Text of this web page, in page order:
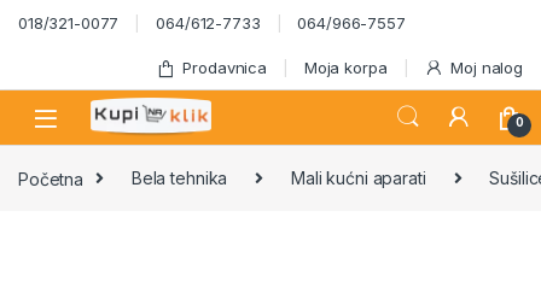
Skip to navigation
Skip to content
018/321-0077 064/612-7733 064/966-7557
Prodavnica Moja korpa Moj nalog
0
Početna Bela tehnika Mali kućni aparati